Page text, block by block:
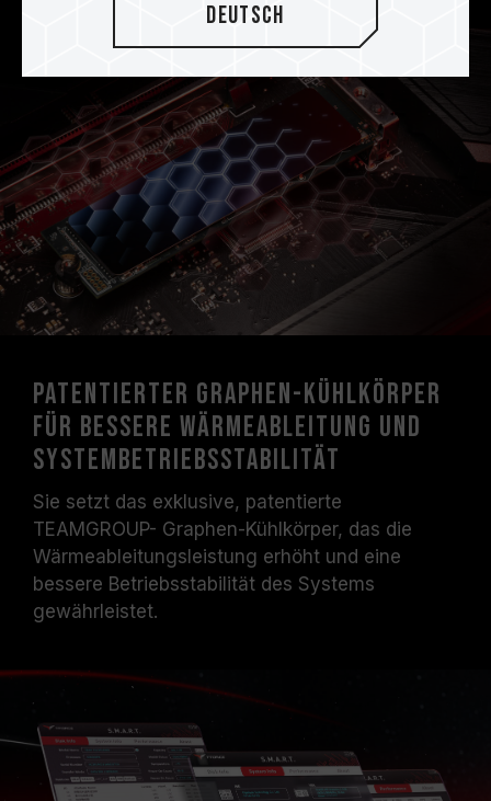
Patentierter Graphen-Kühlkörper
für bessere Wärmeableitung und
Systembetriebsstabilität
Sie setzt das exklusive, patentierte
TEAMGROUP- Graphen-Kühlkörper, das die
Wärmeableitungsleistung erhöht und eine
bessere Betriebsstabilität des Systems
gewährleistet.
Deutsch